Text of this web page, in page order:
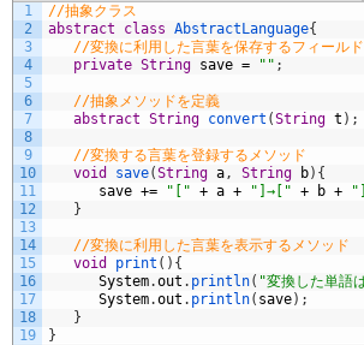
1
2
3
4
5
6
7
8
9
10
11
12
13
14
15
16
17
18
19
//抽象クラス
abstract
class AbstractLanguage{
//変換に利用した言葉を保存するフィールド
private String save = "" ;
//抽象メソッドを定義
abstract String convert (String t ) ;
//変換する言葉を登録するメソッド
void
save(String a, String b) {
save += "[" + a + "]→[" + b +
}
//変換に利用した言葉を表示するメソッド
void
print ( ) {
System.out . println( "変換した単語
System.out . println( save) ;
}
}